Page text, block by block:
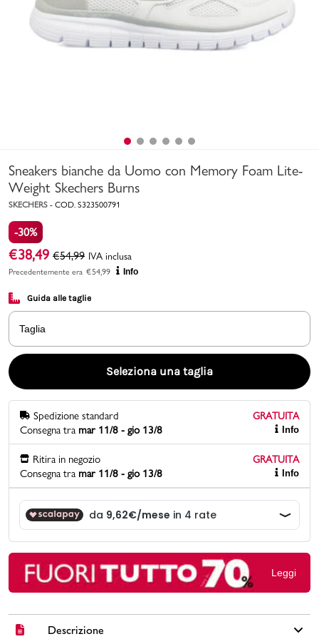
Uomo Bambino
Marchi
Promo & News
contatti
Gift card
Sneakers bianche da Uomo con Memory Foam Lite-
Weight Skechers Burns
SKECHERS - COD. S323500791
-30%
€38,49 €54,99 IVA inclusa
Precedentemente era €54,99 Info
Guida alle taglie
Taglia
Seleziona una taglia
Spedizione standard
GRATUITA
Consegna tra mar 11/8 - gio 13/8 Info
Ritira in negozio
GRATUITA
Consegna tra mar 11/8 - gio 13/8 Info
Leggi
Descrizione